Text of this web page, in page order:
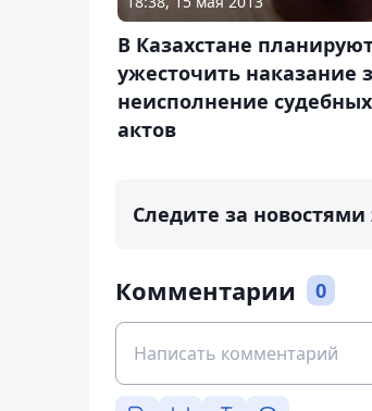
В Казахстане
ужесточить наказание
неисполнение судебных
актов
Следите за новостями
Комментарии 0